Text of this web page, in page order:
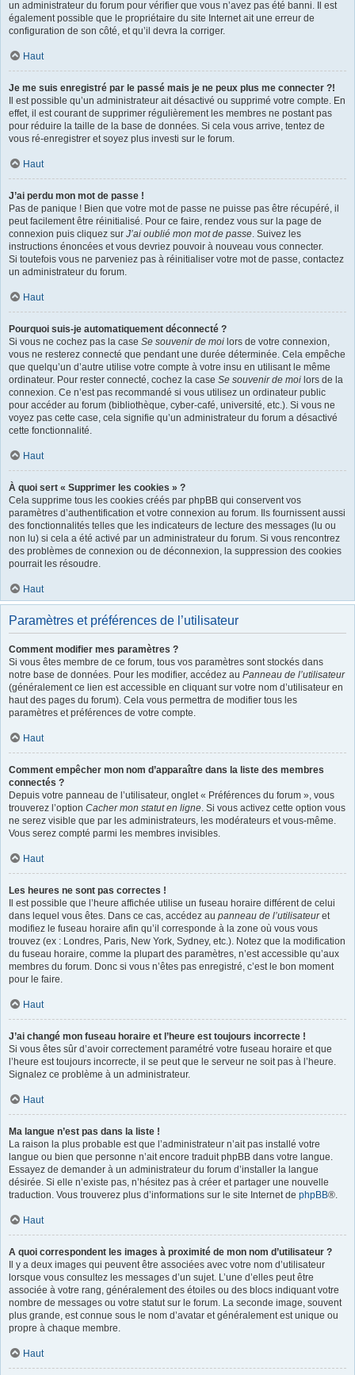
un administrateur du forum pour vérifier que vous n’avez pas été banni. Il est
également possible que le propriétaire du site Internet ait une erreur de
configuration de son côté, et qu’il devra la corriger.
Haut
Je me suis enregistré par le passé mais je ne peux plus me connecter ?!
Il est possible qu’un administrateur ait désactivé ou supprimé votre compte. En
effet, il est courant de supprimer régulièrement les membres ne postant pas
pour réduire la taille de la base de données. Si cela vous arrive, tentez de
vous ré-enregistrer et soyez plus investi sur le forum.
Haut
J’ai perdu mon mot de passe !
Pas de panique ! Bien que votre mot de passe ne puisse pas être récupéré, il
peut facilement être réinitialisé. Pour ce faire, rendez vous sur la page de
connexion puis cliquez sur J’ai oublié mon mot de passe. Suivez les
instructions énoncées et vous devriez pouvoir à nouveau vous connecter.
Si toutefois vous ne parveniez pas à réinitialiser votre mot de passe, contactez
un administrateur du forum.
Haut
Pourquoi suis-je automatiquement déconnecté ?
Si vous ne cochez pas la case Se souvenir de moi lors de votre connexion,
vous ne resterez connecté que pendant une durée déterminée. Cela empêche
que quelqu’un d’autre utilise votre compte à votre insu en utilisant le même
ordinateur. Pour rester connecté, cochez la case Se souvenir de moi lors de la
connexion. Ce n’est pas recommandé si vous utilisez un ordinateur public
pour accéder au forum (bibliothèque, cyber-café, université, etc.). Si vous ne
voyez pas cette case, cela signifie qu’un administrateur du forum a désactivé
cette fonctionnalité.
Haut
À quoi sert « Supprimer les cookies » ?
Cela supprime tous les cookies créés par phpBB qui conservent vos
paramètres d’authentification et votre connexion au forum. Ils fournissent aussi
des fonctionnalités telles que les indicateurs de lecture des messages (lu ou
non lu) si cela a été activé par un administrateur du forum. Si vous rencontrez
des problèmes de connexion ou de déconnexion, la suppression des cookies
pourrait les résoudre.
Haut
Paramètres et préférences de l’utilisateur
Comment modifier mes paramètres ?
Si vous êtes membre de ce forum, tous vos paramètres sont stockés dans
notre base de données. Pour les modifier, accédez au Panneau de l’utilisateur
(généralement ce lien est accessible en cliquant sur votre nom d’utilisateur en
haut des pages du forum). Cela vous permettra de modifier tous les
paramètres et préférences de votre compte.
Haut
Comment empêcher mon nom d’apparaître dans la liste des membres
connectés ?
Depuis votre panneau de l’utilisateur, onglet « Préférences du forum », vous
trouverez l’option Cacher mon statut en ligne. Si vous activez cette option vous
ne serez visible que par les administrateurs, les modérateurs et vous-même.
Vous serez compté parmi les membres invisibles.
Haut
Les heures ne sont pas correctes !
Il est possible que l’heure affichée utilise un fuseau horaire différent de celui
dans lequel vous êtes. Dans ce cas, accédez au panneau de l’utilisateuret
modifiez le fuseau horaire afin qu’il corresponde à la zone où vous vous
trouvez (ex : Londres, Paris, New York, Sydney, etc.). Notez que la modification
du fuseau horaire, comme la plupart des paramètres, n’est accessible qu’aux
membres du forum. Donc si vous n’êtes pas enregistré, c’est le bon moment
pour le faire.
Haut
J’ai changé mon fuseau horaire et l’heure est toujours incorrecte !
Si vous êtes sûr d’avoir correctement paramétré votre fuseau horaire et que
l’heure est toujours incorrecte, il se peut que le serveur ne soit pas à l’heure.
Signalez ce problème à un administrateur.
Haut
Ma langue n’est pas dans la liste !
La raison la plus probable est que l’administrateur n’ait pas installé votre
langue ou bien que personne n’ait encore traduit phpBB dans votre langue.
Essayez de demander à un administrateur du forum d’installer la langue
désirée. Si elle n’existe pas, n’hésitez pas à créer et partager une nouvelle
traduction. Vous trouverez plus d’informations sur le site Internet de phpBB®.
Haut
A quoi correspondent les images à proximité de mon nom d’utilisateur ?
Il y a deux images qui peuvent être associées avec votre nom d’utilisateur
lorsque vous consultez les messages d’un sujet. L’une d’elles peut être
associée à votre rang, généralement des étoiles ou des blocs indiquant votre
nombre de messages ou votre statut sur le forum. La seconde image, souvent
plus grande, est connue sous le nom d’avatar et généralement est unique ou
propre à chaque membre.
Haut